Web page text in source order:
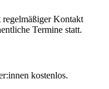
Kontakt
Termine statt.
kostenlos.